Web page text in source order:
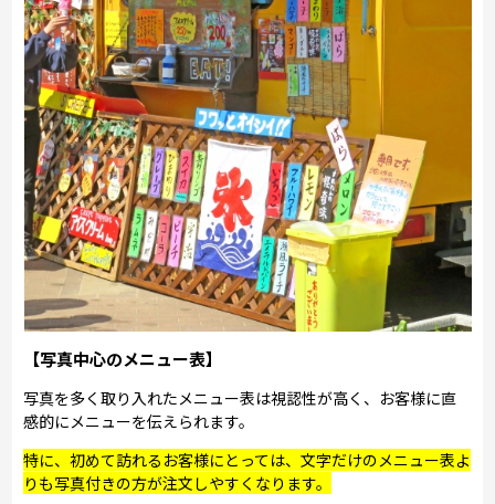
【写真中心のメニュー表】
写真を多く取り入れたメニュー表は視認性が高く、お客様に直
感的にメニューを伝えられます。
特に、初めて訪れるお客様にとっては、文字だけのメニュー表よ
りも写真付きの方が注文しやすくなります。